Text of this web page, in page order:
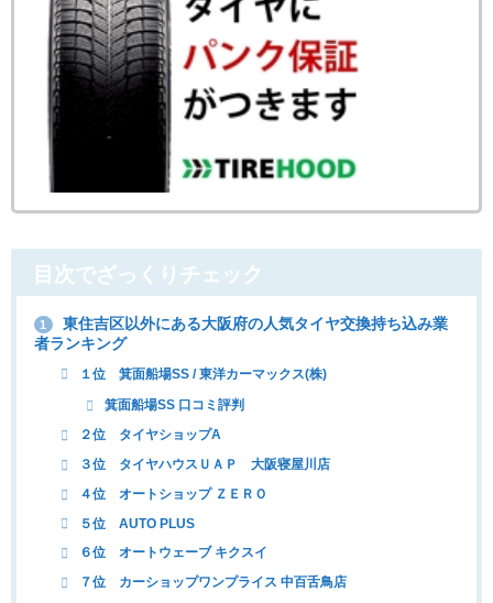
目次でざっくりチェック
1
東住吉区以外にある大阪府の人気タイヤ交換持ち込み業
者ランキング
１位 箕面船場SS / 東洋カーマックス(株)
箕面船場SS 口コミ評判
２位 タイヤショップA
３位 タイヤハウスＵＡＰ 大阪寝屋川店
４位 オートショップ ＺＥＲＯ
５位 AUTO PLUS
６位 オートウェーブ キクスイ
７位 カーショップワンプライス 中百舌鳥店